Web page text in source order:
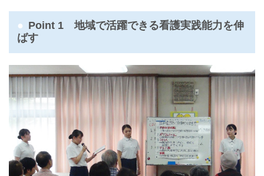
Point 1 地域で活躍できる看護実践能力を伸
ばす